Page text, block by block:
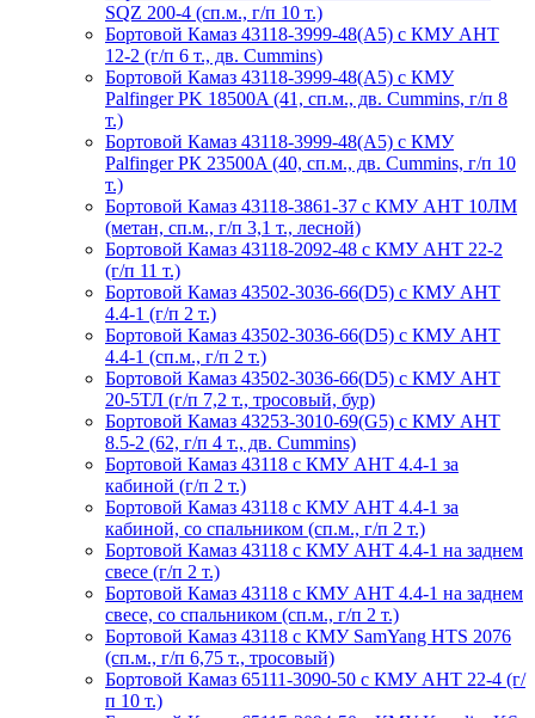
SQZ 200-4 (сп.м., г/п 10 т.)
Бортовой Камаз 43118-3999-48(А5) с КМУ АНТ
12-2 (г/п 6 т., дв. Cummins)
Бортовой Камаз 43118-3999-48(А5) с КМУ
Palfinger PK 18500A (41, сп.м., дв. Cummins, г/п 8
т.)
Бортовой Камаз 43118-3999-48(А5) с КМУ
Palfinger РК 23500A (40, сп.м., дв. Cummins, г/п 10
т.)
Бортовой Камаз 43118-3861-37 с КМУ АНТ 10ЛМ
(метан, сп.м., г/п 3,1 т., лесной)
Бортовой Камаз 43118-2092-48 с КМУ АНТ 22-2
(г/п 11 т.)
Бортовой Камаз 43502-3036-66(D5) с КМУ АНТ
4.4-1 (г/п 2 т.)
Бортовой Камаз 43502-3036-66(D5) с КМУ АНТ
4.4-1 (сп.м., г/п 2 т.)
Бортовой Камаз 43502-3036-66(D5) с КМУ АНТ
20-5ТЛ (г/п 7,2 т., тросовый, бур)
Бортовой Камаз 43253-3010-69(G5) с КМУ АНТ
8.5-2 (62, г/п 4 т., дв. Cummins)
Бортовой Камаз 43118 с КМУ АНТ 4.4-1 за
кабиной (г/п 2 т.)
Бортовой Камаз 43118 с КМУ АНТ 4.4-1 за
кабиной, со спальником (сп.м., г/п 2 т.)
Бортовой Камаз 43118 с КМУ АНТ 4.4-1 на заднем
свесе (г/п 2 т.)
Бортовой Камаз 43118 с КМУ АНТ 4.4-1 на заднем
свесе, со спальником (сп.м., г/п 2 т.)
Бортовой Камаз 43118 c КМУ SamYang HTS 2076
(сп.м., г/п 6,75 т., тросовый)
Бортовой Камаз 65111-3090-50 с КМУ АНТ 22-4 (г/
п 10 т.)